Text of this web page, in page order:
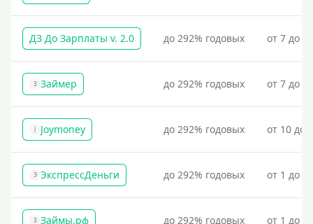
ДЗ До Зарплаты v. 2.0 до 292% годовых от 7 до
З Займер до 292% годовых от 7 до
J Joymoney до 292% годовых от 10 до
Э ЭкспрессДеньги до 292% годовых от 1 до
З Займы.рф до 292% годовых от 1 до